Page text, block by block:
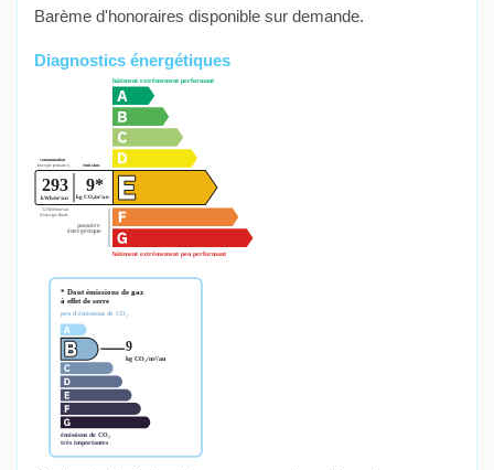
Barème d'honoraires disponible sur demande.
Diagnostics énergétiques